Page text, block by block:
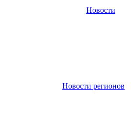
Новости
Новости регионов